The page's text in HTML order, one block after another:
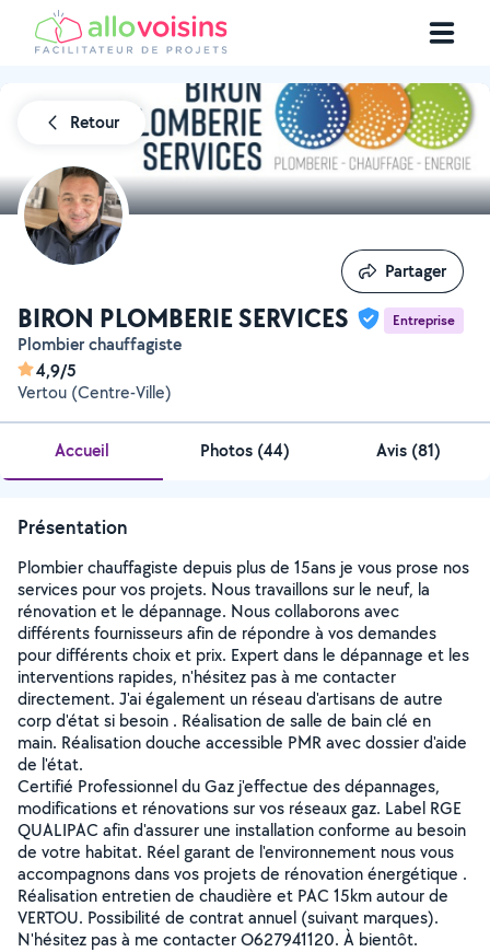
Retour
BIRON PLOMBERIE SERVICES Entreprise
Plombier chauffagiste
4,9/5
Vertou (Centre-Ville)
Partager
Partager
Accueil Photos (44) Avis (81)
Présentation
Plombier chauffagiste depuis plus de 15ans je vous prose nos
services pour vos projets. Nous travaillons sur le neuf, la
rénovation et le dépannage. Nous collaborons avec
différents fournisseurs afin de répondre à vos demandes
pour différents choix et prix. Expert dans le dépannage et les
interventions rapides, n'hésitez pas à me contacter
directement. J'ai également un réseau d'artisans de autre
corp d'état si besoin . Réalisation de salle de bain clé en
main. Réalisation douche accessible PMR avec dossier d'aide
de l'état.
Certifié Professionnel du Gaz j'effectue des dépannages,
modifications et rénovations sur vos réseaux gaz. Label RGE
QUALIPAC afin d'assurer une installation conforme au besoin
de votre habitat. Réel garant de l'environnement nous vous
accompagnons dans vos projets de rénovation énergétique .
Réalisation entretien de chaudière et PAC 15km autour de
VERTOU. Possibilité de contrat annuel (suivant marques).
N'hésitez pas à me contacter O627941120. À bientôt.